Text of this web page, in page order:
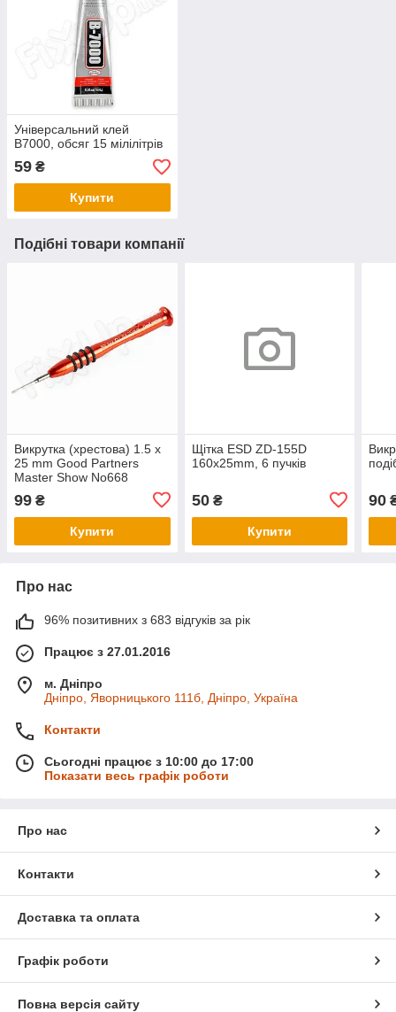
Універсальний клей
B7000, обсяг 15 мілілітрів
59 ₴
Купити
Подібні товари компанії
Викрутка (хрестова) 1.5 x
25 mm Good Partners
Master Show No668
99 ₴
Купити
Щітка ESD ZD-155D
160х25mm, 6 пучків
50₴
Купити
90
Про нас
96% позитивних з 683 відгуків за рік
Працює з 27.01.2016
м. Дніпро
Дніпро, Яворницького 111б, Дніпро, Україна
Контакти
Сьогодні працює з 10:00 до 17:00
Показати весь графік роботи
Про нас
Контакти
Доставка та оплата
Графік роботи
Повна версія сайту